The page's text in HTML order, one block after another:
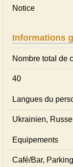
Notice
Informations
Nombre total de
40
Langues du
Ukrainien, Russe
Equipements
Café/Bar,